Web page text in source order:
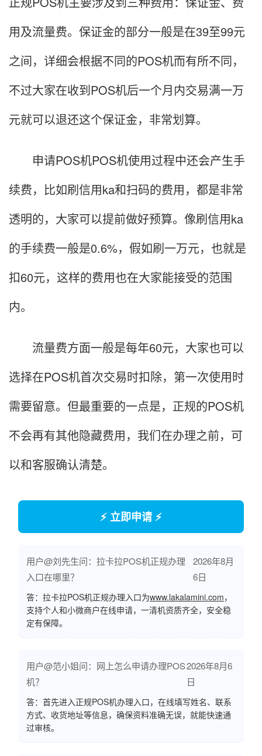
用及流量费。保证金的部分一般是在39至99元
之间，详细会根据不同的POS机而有所不同，
不过大家在收到POS机后一个月内交易满一万
元就可以退还这个保证金，非常划算。
申请POS机POS机使用过程中还会产生手
续费，比如刷信用ka和扫码的费用，都是非常
透明的，大家可以提前做好预算。像刷信用ka
的手续费一般是0.6%，假如刷一万元，也就是
扣60元，这样的费用也在大家能接受的范围
内。
流量费方面一般是每年60元，大家也可以
选择在POS机首次交易时扣除，第一次使用时
需要留意。但最重要的一点是，正规的POS机
不会再有其他隐藏费用，我们在办理之前，可
以和客服确认清楚。
⚡ 立即申请 ⚡
用户@刘先生问：拉卡拉POS机正规办理
入口在哪里？
2026年8月
6日
答：拉卡拉POS机正规办理入口为www.lakalamini.com，
支持个人和小微商户在线申请，一清机资质齐全，安全稳
定有保障。
用户@范小姐问：网上怎么申请办理POS
机？
2026年8月6
日
答：首先进入正规POS机办理入口，在线填写姓名、联系
方式、收货地址等信息，确保资料准确无误，就能快速通
过审核。